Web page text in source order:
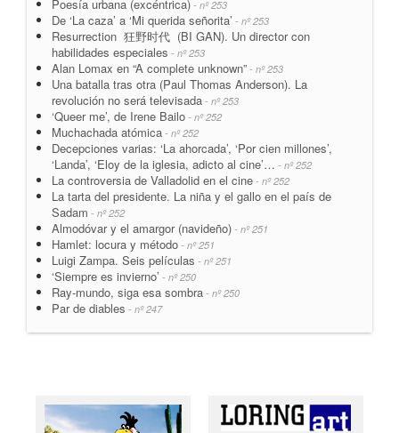
Poesía urbana (excéntrica) - nº 253
De ‘La caza’ a ‘Mi querida señorita’ - nº 253
Resurrection 狂野时代 (BI GAN). Un director con
habilidades especiales - nº 253
Alan Lomax en “A complete unknown” - nº 253
Una batalla tras otra (Paul Thomas Anderson). La
revolución no será televisada - nº 253
‘Queer me’, de Irene Bailo - nº 252
Muchachada atómica - nº 252
Decepciones varias: ‘La ahorcada’, ‘Por cien millones’,
‘Landa’, ‘Eloy de la iglesia, adicto al cine’… - nº 252
La controversia de Valladolid en el cine - nº 252
La tarta del presidente. La niña y el gallo en el país de
Sadam - nº 252
Almodóvar y el amargor (navideño) - nº 251
Hamlet: locura y método - nº 251
Luigi Zampa. Seis películas - nº 251
‘Siempre es invierno’ - nº 250
Ray-mundo, siga esa sombra - nº 250
Par de diables - nº 247